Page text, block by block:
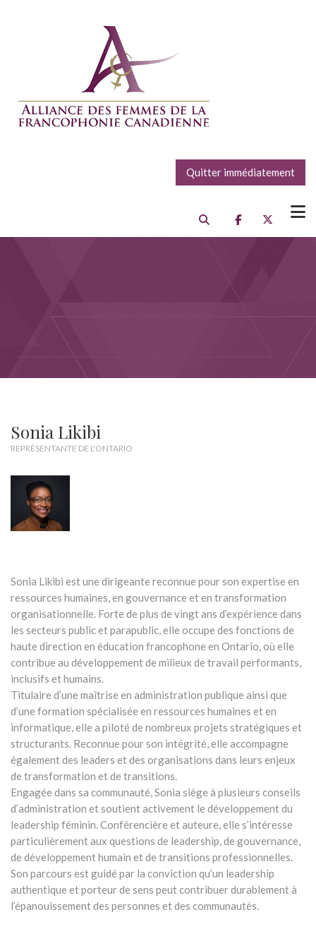
Quitter immédiatement
Sonia Likibi
REPRÉSENTANTE DE L'ONTARIO
Sonia Likibi est une dirigeante reconnue pour son expertise en
ressources humaines, en gouvernance et en transformation
organisationnelle. Forte de plus de vingt ans d’expérience dans
les secteurs public et parapublic, elle occupe des fonctions de
haute direction en éducation francophone en Ontario, où elle
contribue au développement de milieux de travail performants,
inclusifs et humains.
Titulaire d’une maîtrise en administration publique ainsi que
d’une formation spécialisée en ressources humaines et en
informatique, elle a piloté de nombreux projets stratégiques et
structurants. Reconnue pour son intégrité, elle accompagne
également des leaders et des organisations dans leurs enjeux
de transformation et de transitions.
Engagée dans sa communauté, Sonia siège à plusieurs conseils
d’administration et soutient activement le développement du
leadership féminin. Conférencière et auteure, elle s’intéresse
particulièrement aux questions de leadership, de gouvernance,
de développement humain et de transitions professionnelles.
Son parcours est guidé par la conviction qu’un leadership
authentique et porteur de sens peut contribuer durablement à
l’épanouissement des personnes et des communautés.